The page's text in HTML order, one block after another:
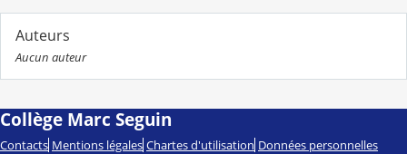
Auteurs
Aucun auteur
Collège Marc Seguin
Contacts Mentions légales Chartes d'utilisation Données personnelles